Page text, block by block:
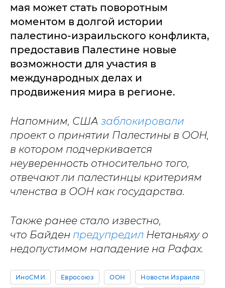
мая может стать поворотным
моментом в долгой истории
палестино-израильского конфликта,
предоставив Палестине новые
возможности для участия в
международных делах и
продвижения мира в регионе.
Напомним, США заблокировали
проект о принятии Палестины в ООН,
в котором подчеркивается
неуверенность относительно того,
отвечают ли палестинцы критериям
членства в ООН как государства.
Также ранее стало известно,
что Байден предупредил Нетаньяху о
недопустимом нападение на Рафах.
ИноСМИ Евросоюз ООН Новости Израиля